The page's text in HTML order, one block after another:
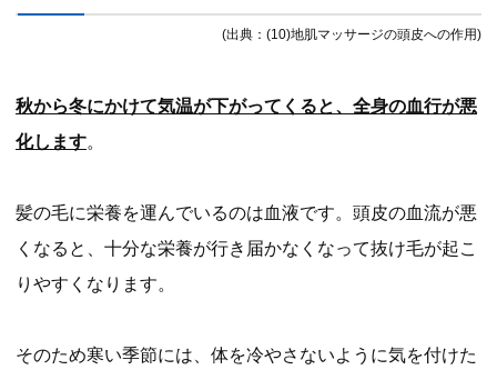
(出典：(10)地肌マッサージの頭皮への作用)
秋から冬にかけて気温が下がってくると、全身の血行が悪
化します。
髪の毛に栄養を運んでいるのは血液です。頭皮の血流が悪
くなると、十分な栄養が行き届かなくなって抜け毛が起こ
りやすくなります。
そのため寒い季節には、体を冷やさないように気を付けた